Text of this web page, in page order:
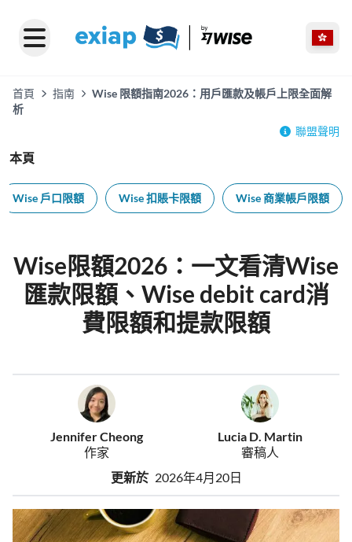
首頁 指南
Wise 限額指南2026：用戶匯款及帳戶上限全面解
析
聯盟聲明
本頁
Wise 戶口限額 Wise 扣賬卡限額 Wise 商業帳戶限額
Wise限額2026：一文看清Wise
匯款限額、Wise debit card消
費限額和提款限額
Jennifer Cheong
作家
Lucia D. Martin
審稿人
更新於 2026年4月20日